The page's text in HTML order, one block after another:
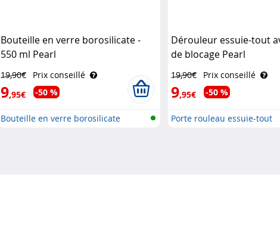
Bouteille en verre borosilicate -
550 ml Pearl
19,90€ Prix conseillé
9,95€ -50 %
Bouteille en verre borosilicate
Dérouleur essuie-tout
de blocage Pearl
19,90€ Prix conseillé
9,95€ -50 %
Porte rouleau essuie-tout